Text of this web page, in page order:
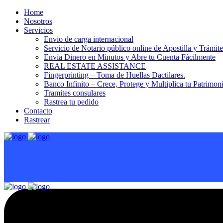
Home
Nosotros
Servicios
Envio de carga internacional
Servicio de Notario público online de Apostilla y
Envía Dinero en Minutos y Abre tu Cuenta Fácilmente
REAL ESTATE ASSISTANCE
Fingerprinting – Toma de Huellas Dactilares.
Banco Infinito – Crece, Protege y Multiplica tu
Tramites consulares
Rastrea tu pedido
Contacto
Rastrear